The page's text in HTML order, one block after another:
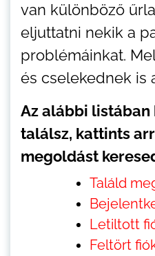
van különböző
eljuttatni nekik a
problémáinkat.
és cselekednek is
Az alábbi
találsz, kattints
megoldást
Találd
Letiltott
Feltört